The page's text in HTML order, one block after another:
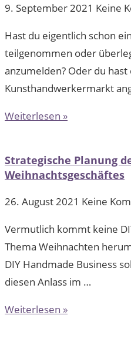
9. September 2021 Keine
Hast du eigentlich schon
teilgenommen oder
anzumelden? Oder du
Kunsthandwerkermarkt
Weiterlesen »
Strategische Planung
Weihnachtsgeschäftes
26. August 2021 Keine
Vermutlich kommt keine
Thema Weihnachten
DIY Handmade Business
diesen Anlass im …
Weiterlesen »